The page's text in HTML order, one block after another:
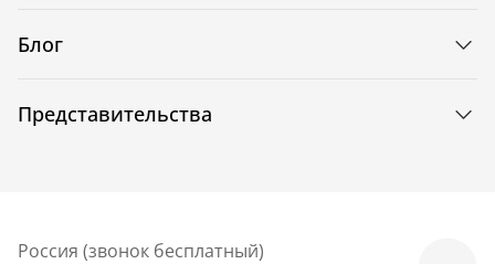
Блог
Представительства
Россия (звонок бесплатный)